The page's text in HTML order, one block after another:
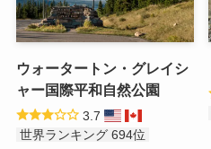
ウォータートン・グレイシ
ャー国際平和自然公園
3.7
世界ランキング 694位